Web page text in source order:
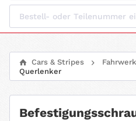
1. HERSTELLER
3. BAUJAHR
4. MOTORTYP
Cars & Stripes Fahrwerk
Querlenker